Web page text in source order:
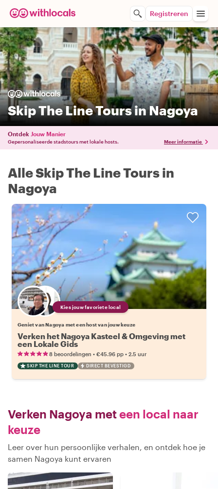
Registreren
Skip The Line Tours in Nagoya
Ontdek Jouw Manier
Gepersonaliseerde stadstours met lokale hosts. Meer informatie
Alle Skip The Line Tours in
Nagoya
Kies jouw favoriete local
Geniet van Nagoya met een host van jouw keuze
Verken het Nagoya Kasteel & Omgeving met
een Lokale Gids
8 beoordelingen • €45.96 pp • 2.5 uur
SKIP THE LINE TOUR DIRECT BEVESTIGD
Verken Nagoya meteen local naar
keuze
Leer over hun persoonlijke verhalen, en ontdek hoe je
samen Nagoya kunt ervaren